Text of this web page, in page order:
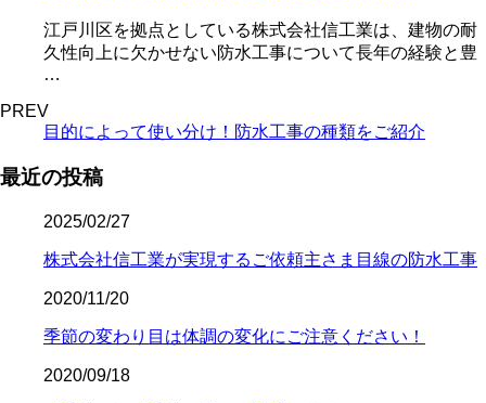
江戸川区を拠点としている株式会社信工業は、建物の耐
久性向上に欠かせない防水工事について長年の経験と豊
…
PREV
目的によって使い分け！防水工事の種類をご紹介
最近の投稿
2025/02/27
株式会社信工業が実現するご依頼主さま目線の防水工事
2020/11/20
季節の変わり目は体調の変化にご注意ください！
2020/09/18